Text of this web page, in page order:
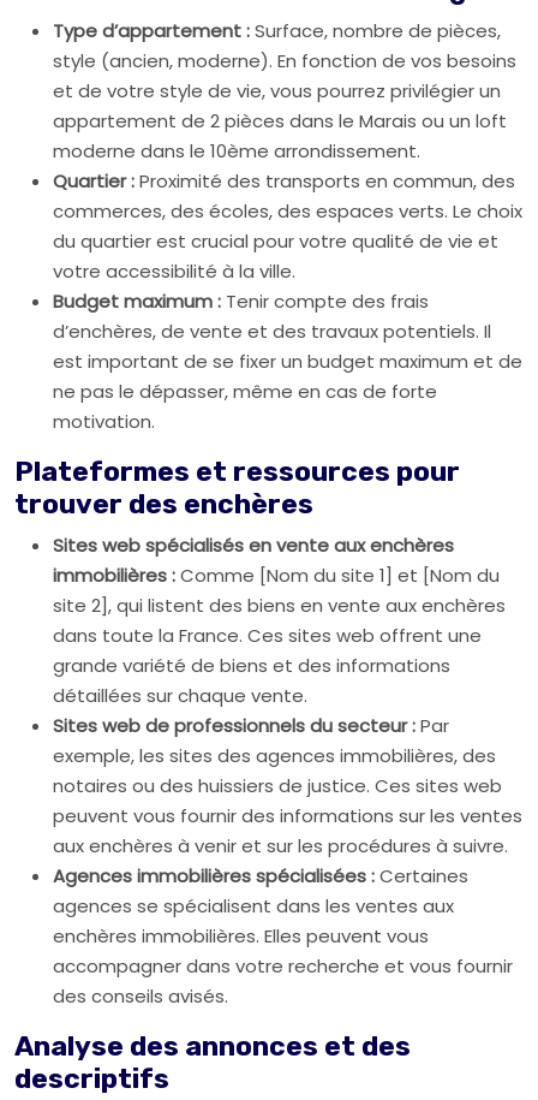
Type d’appartement :Surface, nombre de pièces,
style (ancien, moderne). En fonction de vos besoins
et de votre style de vie, vous pourrez privilégier un
appartement de 2 pièces dans le Marais ou un loft
moderne dans le 10ème arrondissement.
Quartier :Proximité des transports en commun, des
commerces, des écoles, des espaces verts. Le choix
du quartier est crucial pour votre qualité de vie et
votre accessibilité à la ville.
Budget maximum : Tenir compte des frais
d’enchères, de vente et des travaux potentiels. Il
est important de se fixer un budget maximum et de
ne pas le dépasser, même en cas de forte
motivation.
Plateformes et ressources pour
trouver des enchères
Sites web spécialisés en vente aux enchères
immobilières :Comme [Nom du site 1] et [Nom du
site 2], qui listent des biens en vente aux enchères
dans toute la France. Ces sites web offrent une
grande variété de biens et des informations
détaillées sur chaque vente.
Sites web de professionnels du secteur :Par
exemple, les sites des agences immobilières, des
notaires ou des huissiers de justice. Ces sites web
peuvent vous fournir des informations sur les ventes
aux enchères à venir et sur les procédures à suivre.
Agences immobilières spécialisées :Certaines
agences se spécialisent dans les ventes aux
enchères immobilières. Elles peuvent vous
accompagner dans votre recherche et vous fournir
des conseils avisés.
Analyse des annonces et des
descriptifs